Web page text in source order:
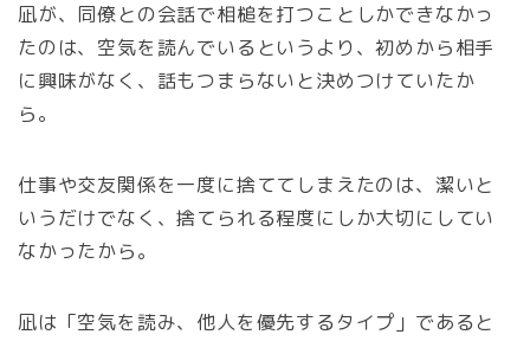
凪が、同僚との会話で相槌を打つことしかできなかっ
たのは、空気を読んでいるというより、初めから相手
に興味がなく、話もつまらないと決めつけていたか
ら。
仕事や交友関係を一度に捨ててしまえたのは、潔いと
いうだけでなく、捨てられる程度にしか大切にしてい
なかったから。
凪は「空気を読み、他人を優先するタイプ」であると